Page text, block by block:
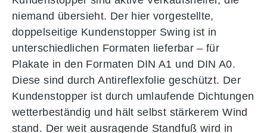
niemand übersieht. Der hier vorgestellte,
doppelseitige Kundenstopper Swing ist in
unterschiedlichen Formaten lieferbar – für
Plakate in den Formaten DIN A1 und DIN A0.
Diese sind durch Antireflexfolie geschützt. Der
Kundenstopper ist durch umlaufende Dichtungen
wetterbeständig und hält selbst stärkerem Wind
stand. Der weit ausragende Standfuß wird in